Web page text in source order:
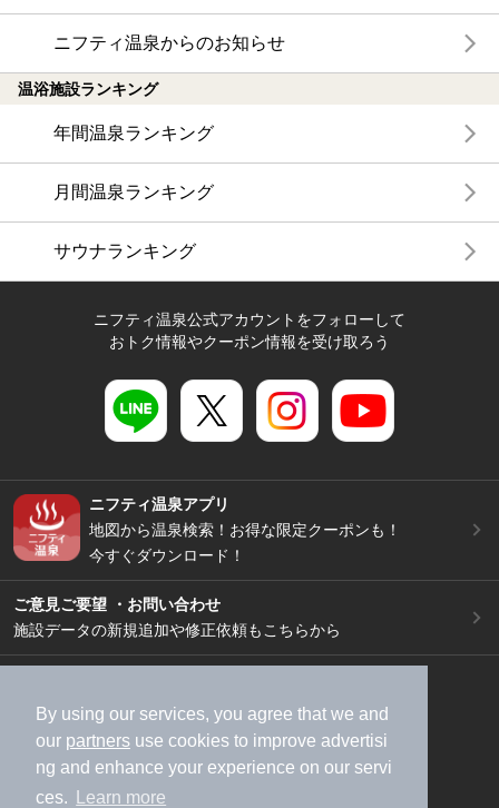
By using our services, you agree that we and
our partners use cookies to improve advertisi
ng and enhance your experience on our servi
ces.
Learn more
ニフティ温泉からのお知らせ
温浴施設ランキング
年間温泉ランキング
月間温泉ランキング
サウナランキング
ニフティ温泉公式アカウントをフォローして
おトク情報やクーポン情報を受け取ろう
ニフティ温泉アプリ
地図から温泉検索！お得な限定クーポンも！
今すぐダウンロード！
ご意見ご要望 ・お問い合わせ
施設データの新規追加や修正依頼もこちらから
加盟店募集（資料請求）
広告出稿のご案内
利用規約
ライフスタイルMEMBERS+規約
特定商取引法に基づく表記
ヘルプ
採用情報
運営会社